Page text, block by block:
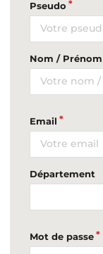
Pseudo
Nom / Prénom
Email
Département
Mot de passe